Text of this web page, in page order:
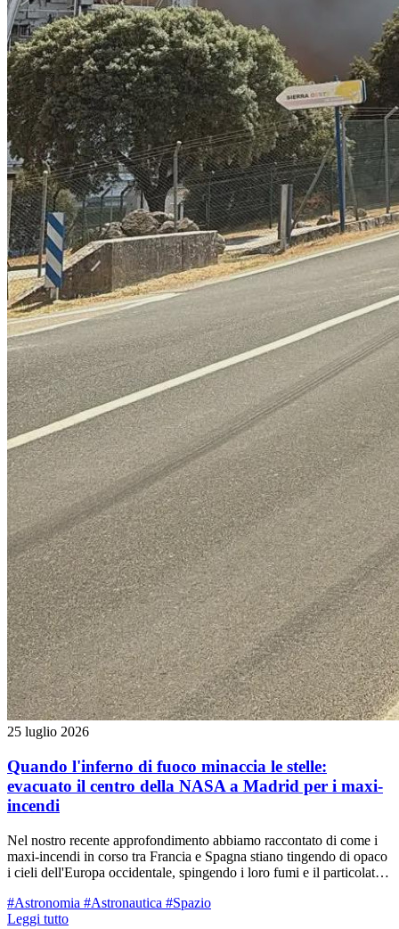
25 luglio 2026
Quando l'inferno di fuoco minaccia le stelle:
evacuato il centro della NASA a Madrid per i maxi-
incendi
Nel nostro recente approfondimento abbiamo raccontato di come i
maxi-incendi in corso tra Francia e Spagna stiano tingendo di opaco
i cieli dell'Europa occidentale, spingendo i loro fumi e il particolato
centinaia di migliaia di sfollati, il rogo divampato a ovest di Madrid
ha rischiato di spegnere letteralmente gli "occhi" con cui l'umanità
#Astronomia #Astronautica #Spazio
Leggi tutto